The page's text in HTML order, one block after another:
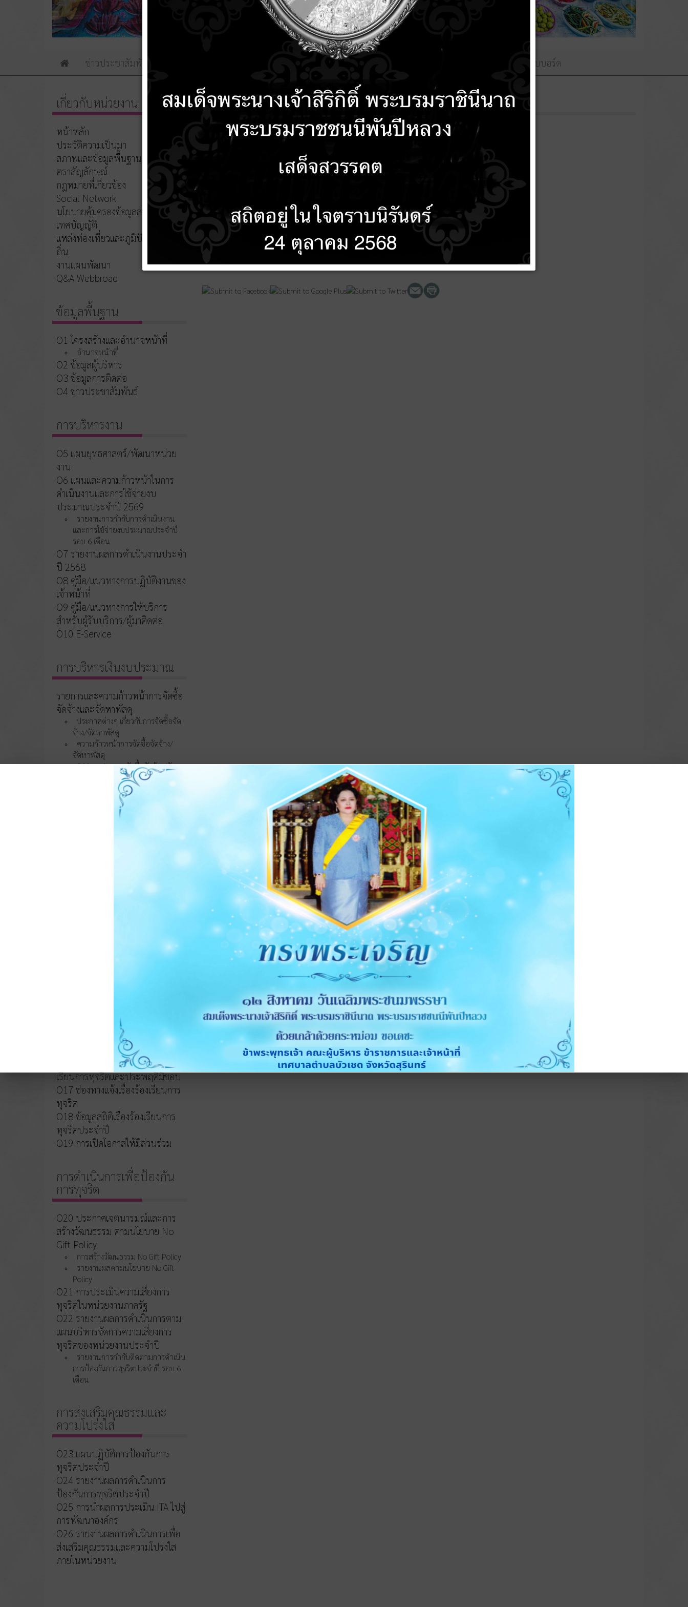
ข่าวประชาสัมพันธ์ ติดต่อเรา เว็บบอร์ด
รูปภาพประกอบการสร้างนโยบาย No Gift Policy 2567
03 เมษายน 2567
รูปภาพประกอบการสร้างนโยบาย No Gift Policy 2567
เกี่ยวกับหน่วยงาน
หน้าหลัก
ประวัติความเป็นมา
สภาพและข้อมูลพื้นฐาน
ตราสัญลักษณ์
กฎหมายที่เกี่ยวข้อง
Social Network
นโยบายคุ้มครองข้อมูลส่วนบุคคล
เทศบัญญัติ
แหล่งท่องเที่ยวและภูมิปัญญาท้อง
ถิ่น
งานแผนพัฒนา
Q&A Webbroad
ข้อมูลพื้นฐาน
O1 โครงสร้างและอำนาจหน้าที่
อำนาจหน้าที่
O2 ข้อมูลผู้บริหาร
O3 ข้อมูลการติดต่อ
O4 ข่าวประชาสัมพันธ์
การบริหารงาน
O5 แผนยุทธศาสตร์/พัฒนาหน่วย
งาน
O6 แผนและความก้าวหน้าในการ
ดำเนินงานและการใช้จ่ายงบ
ประมาณประจำปี 2569
รายงานการกำกับการดำเนินงาน
และการใช้จ่ายงบประมาณประจำปี
รอบ 6 เดือน
O7 รายงานผลการดำเนินงานประจำ
ปี 2568
O8 คู่มือ/แนวทางการปฏิบัติงานของ
เจ้าหน้าที่
O9 คู่มือ/แนวทางการให้บริการ
สำหรับผู้รับบริการ/ผู้มาติดต่อ
O10 E-Service
การบริหารเงินงบประมาณ
รายการและความก้าวหน้าการจัดซื้อ
จัดจ้างและจัดหาพัสดุ
ประกาศต่างๆ เกี่ยวกับการจัดซื้อจัด
จ้าง/จัดหาพัสดุ
ความก้าวหน้าการจัดซื้อจัดจ้าง/
จัดหาพัสดุ
O11 สรุปผลการจัดซื้อจัดจ้าง/จัดหา
O12 รายงานสรุปผลการจัดซื้อจัด
จ้าง/จัดหาพัสดุประจำปี
การบริหารและพัฒนา
O14 รายงานผลการบริหารและ
การส่งเสริมความโปร่งใส
O16 แนวปฏิบัติการจัดการเรื่องร้อง
เรียนการทุจริตและประพฤติมิชอบ
O17 ช่องทางแจ้งเรื่องร้องเรียนการ
ทุจริต
O18 ข้อมูลสถิติเรื่องร้องเรียนการ
ทุจริตประจำปี
O19 การเปิดโอกาสให้มีส่วนร่วม
การดำเนินการเพื่อป้องกัน
การทุจริต
O20 ประกาศเจตนารมณ์และการ
สร้างวัฒนธรรม ตามนโยบาย No
Gift Policy
การสร้างวัฒนธรรม No Gift Policy
รายงานผลตามนโยบาย No Gift
Policy
O21 การประเมินความเสี่ยงการ
ทุจริตในหน่วยงานภาครัฐ
O22 รายงานผลการดำเนินการตาม
แผนบริหารจัดการความเสี่ยงการ
ทุจริตของหน่วยงานประจำปี
รายงานการกำกับติดตามการดำเนิน
การป้องกันการทุจริตประจำปี รอบ 6
เดือน
การส่งเสริมคุณธรรมและ
ความโปร่งใส
O23 แผนปฏิบัติการป้องกันการ
ทุจริตประจำปี
O24 รายงานผลการดำเนินการ
ป้องกันการทุจริตประจำปี
O25 การนำผลการประเมิน ITA ไปสู่
การพัฒนาองค์กร
O26 รายงานผลการดำเนินการเพื่อ
ส่งเสริมคุณธรรมและความโปร่งใส
ภายในหน่วยงาน